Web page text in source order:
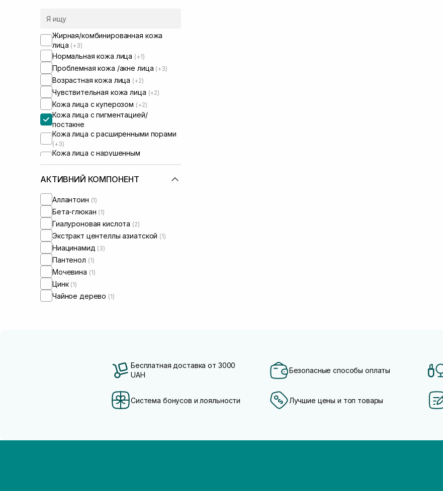
Жирная/комбинированная кожа
лица (+3)
Нормальная кожа лица (+1)
Проблемная кожа /акне лица (+3)
Возрастная кожа лица (+2)
Чувствительная кожа лица (+2)
Кожа лица с куперозом (+2)
Кожа лица с пигментацией/
постакне
Кожа лица с расширенными порами
(+3)
Кожа лица с нарушенным
барьером(+2)
микробиомом(+1)
АКТИВНИЙ КОМПОНЕНТ
Аллантоин (1)
Бета-глюкан (1)
Гиалуроновая кислота (2)
Экстракт центеллы азиатской (1)
Ниацинамид (3)
Пантенол (1)
Мочевина (1)
Цинк (1)
Чайное дерево (1)
Бесплатная доставка от 3000
UAH
Безопасные способы оплаты
Система бонусов и лояльности Лучшие цены и топ товары